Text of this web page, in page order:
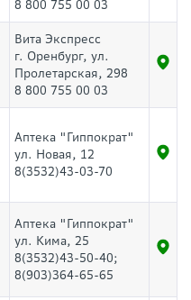
8 800 755 00 03
Вита Экспресс
г. Оренбург, ул.
Пролетарская, 298
8 800 755 00 03
Аптека "Гиппократ"
ул. Новая, 12
8(3532)43-03-70
Аптека "Гиппократ"
ул. Кима, 25
8(3532)43-50-40;
8(903)364-65-65